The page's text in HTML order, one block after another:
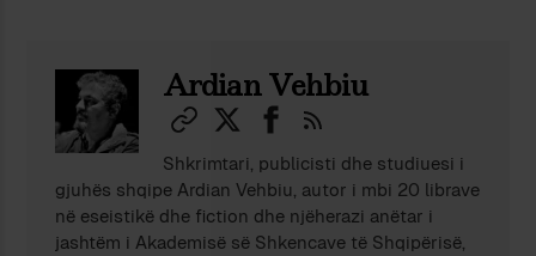
Ardian Vehbiu
Shkrimtari, publicisti dhe studiuesi i
gjuhës shqipe Ardian Vehbiu, autor i mbi 20 librave
në eseistikë dhe fiction dhe njëherazi anëtar i
jashtëm i Akademisë së Shkencave të Shqipërisë,